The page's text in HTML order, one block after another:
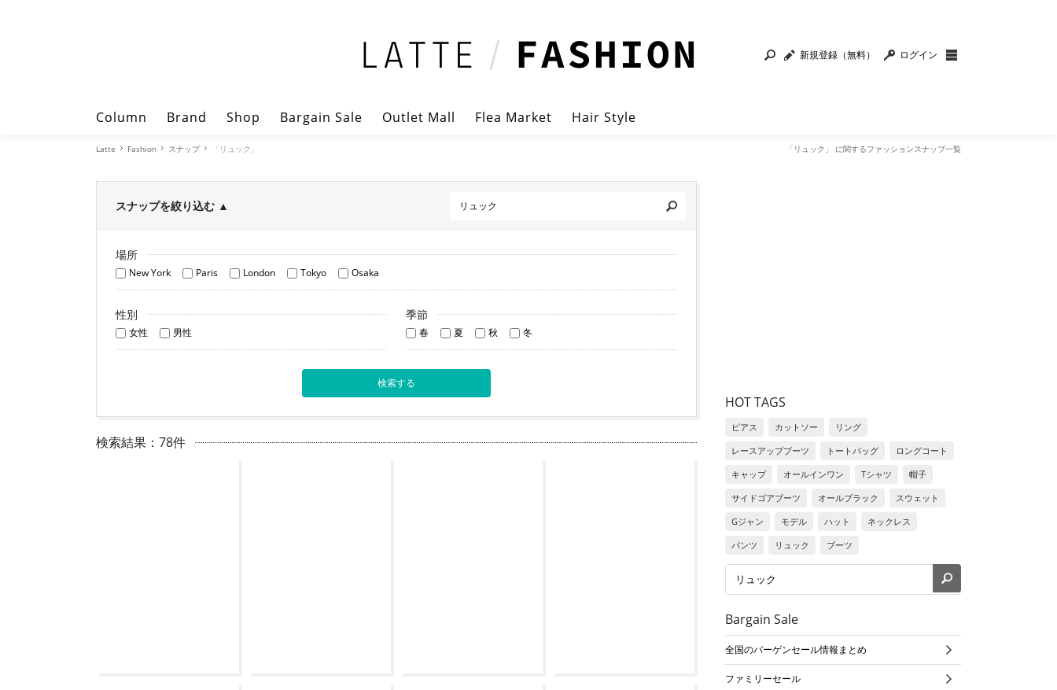
新規登録（無料） ログイン
Column Brand Shop Bargain Sale Outlet Mall Flea Market Hair Style
Latte Fashion スナップ 「リュック」 「リュック」 に関するファッションスナップ一覧
スナップを絞り込む ▲
場所
New York Paris London Tokyo Osaka
性別
女性 男性
季節
春 夏 秋 冬
検索結果：78件
HOT TAGS
ピアス カットソー
リング
レースアップブーツ
トートバッグ
ロングコート
キャップ
オールインワン Tシャツ
帽子
サイドゴアブーツ
オールブラック
スウェット
Gジャン
モデル ハット
ネックレス
パンツ
リュック ブーツ
Bargain Sale
全国のバーゲンセール情報まとめ
ファミリーセール